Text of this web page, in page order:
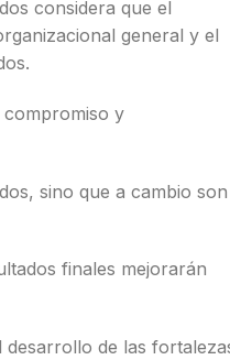
considera que el
general y el
compromiso y
sino que a cambio son
finales mejorarán
desarrollo de las